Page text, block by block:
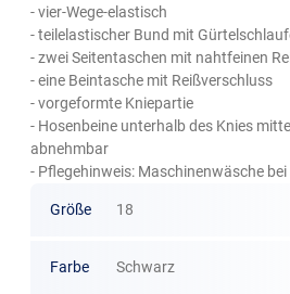
- vier-Wege-elastisch
- teilelastischer Bund mit
- zwei Seitentaschen mit nahtfeinen
- eine Beintasche mit Reißverschluss
- vorgeformte Kniepartie
- Hosenbeine unterhalb des Knies
abnehmbar
- Pflegehinweis: Maschinenwäsche bei
Größe 18
Farbe Schwarz